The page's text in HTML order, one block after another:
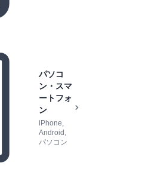
パソコ
ン・スマ
ートフォ
ン
iPhone,
Android,
パソコン